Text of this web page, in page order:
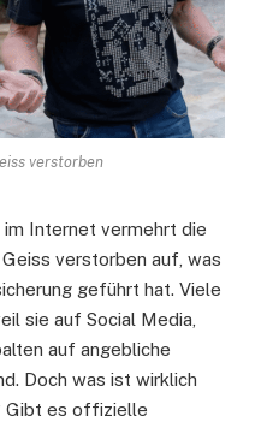
verstorben
Internet vermehrt die
verstorben auf, was
geführt hat. Viele
sie auf Social Media,
auf angebliche
Doch was ist wirklich
Gibt es offizielle